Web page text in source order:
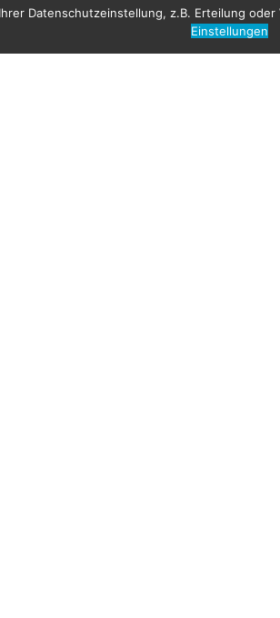
Datenschutzeinstellung, z.B. Erteilung
Einstellungen